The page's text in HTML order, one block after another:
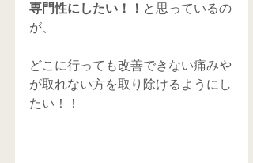
専門性にしたい！！ と思っているの
が、
どこに行っても改善できない痛みや
が取れない方を取り除けるようにし
たい！！